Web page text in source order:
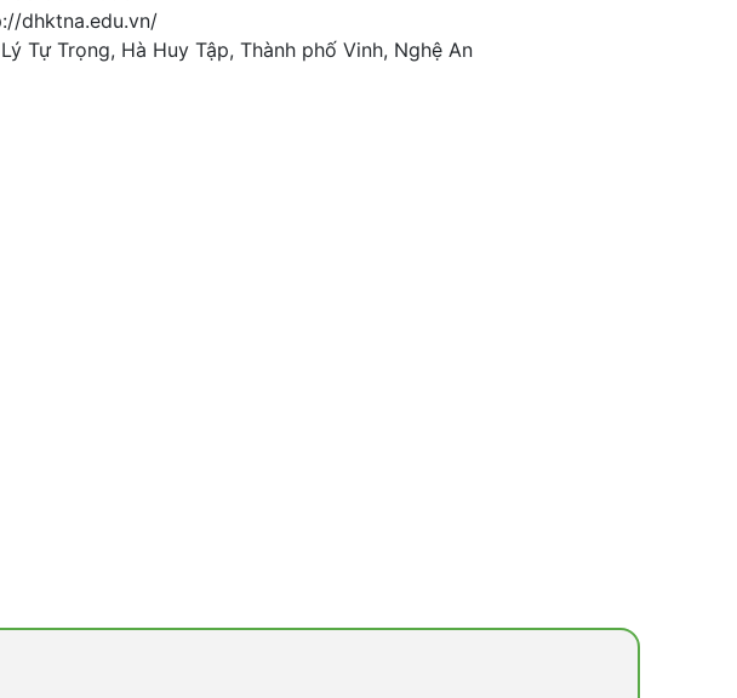
dhktna.edu.vn/
Tự Trọng, Hà Huy Tập, Thành phố Vinh, Nghệ An